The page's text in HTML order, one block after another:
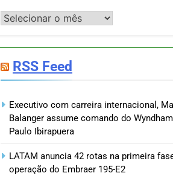
Postagens
RSS Feed
Executivo com carreira internacional,
Balanger assume comando do
Paulo Ibirapuera
LATAM anuncia 42 rotas na primeira
operação do Embraer 195-E2